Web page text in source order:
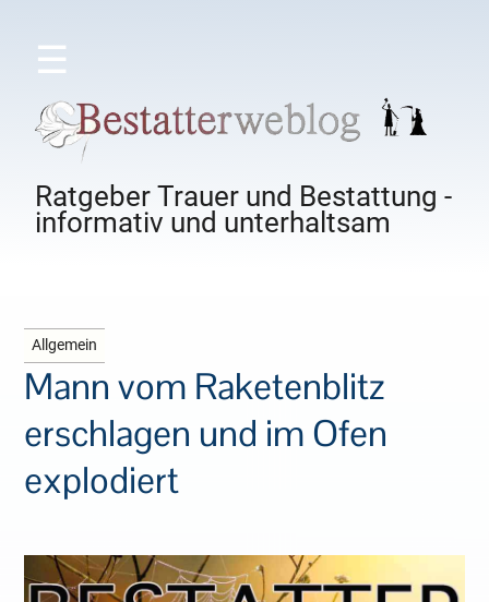
☰
Ratgeber Trauer und Bestattung -
informativ und unterhaltsam
Allgemein
Mann vom Raketenblitz
erschlagen und im Ofen
explodiert